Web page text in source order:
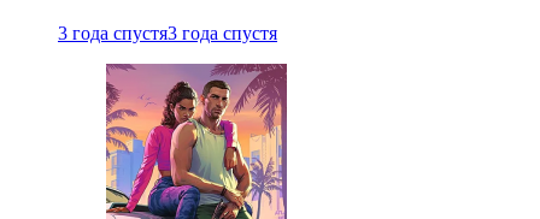
3 года спустя3 года спустя